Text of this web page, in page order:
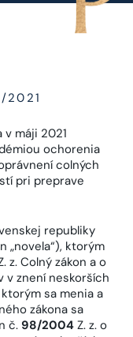
2021
v máji 2021
ochorenia
colných
pri preprave
republiky
„novela“), ktorým
z. Colný zákon a o
v znení neskorších
sa menia a
zákona sa
č. 98/2004 Z. z. o